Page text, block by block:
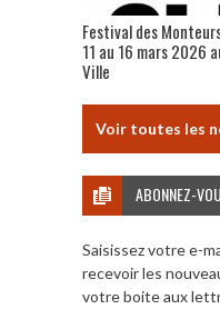
Festival des
11 au 16 mars 2026
Ville
Voir toutes les
ABONNEZ-
Saisissez votre e-
recevoir les
votre boite aux